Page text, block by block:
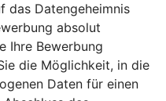
das Datengeheimnis
absolut
Ihre Bewerbung
die Möglichkeit, in die
Daten für einen